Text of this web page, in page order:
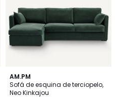
AM.PM
Sofá de esquina de terciopelo,
Neo Kinkajou
4
/
5
4
Colores